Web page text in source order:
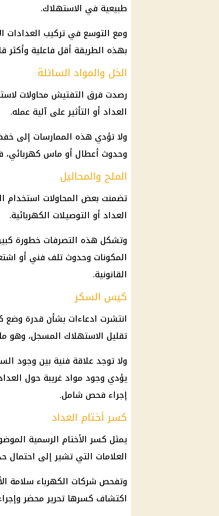
طبيعية في الاستهلاك.
ومع التوسع في تركيب العدادات
بهذه الطريقة أقل فاعلية وأكثر
الخل والمواد السائلة
رصدت فرق التفتيش محاولات
العداد أو التأثير على آلية عمله.
ولا تؤدي هذه الممارسات إلى
وحدوث أعطال أو ماس كهربائي،
الملح والمحاليل
تضمنت بعض المحاولات استخدام
العداد أو التوصيلات الكهربائية.
وتشكل هذه التصرفات خطورة
المكونات وحدوث تلف فني أو
القانونية.
كيس السكر
انتشرت ادعاءات بشأن قدرة
تقليل الاستهلاك المسجل، وهو
ولا توجد علاقة فنية بين وجود
يؤدي وجود مواد غريبة حول
إجراء فحص شامل.
كسر أختام العداد
يمثل كسر الأختام الرسمية
العلامات التي تشير إلى احتمال
وتفحص شركات الكهرباء سلامة
اكتشاف كسرها تحرير محضر